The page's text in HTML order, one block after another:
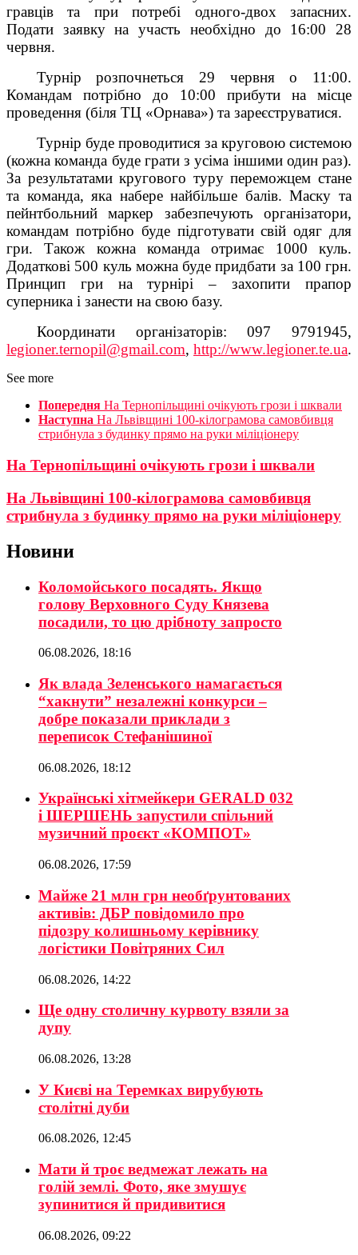
гравців та при потребі одного-двох запасних.
Подати заявку на участь необхідно до 16:00 28
червня.
Турнір розпочнеться 29 червня о 11:00.
Командам потрібно до 10:00 прибути на місце
проведення (біля ТЦ «Орнава») та зареєструватися.
Турнір буде проводитися за круговою системою
(кожна команда буде грати з усіма іншими один раз).
За результатами кругового туру переможцем стане
та команда, яка набере найбільше балів. Маску та
пейнтбольний маркер забезпечують організатори,
командам потрібно буде підготувати свій одяг для
гри. Також кожна команда отримає 1000 куль.
Додаткові 500 куль можна буде придбати за 100 грн.
Принцип гри на турнірі – захопити прапор
суперника і занести на свою базу.
Координати організаторів: 097 9791945,
legioner.ternopil@gmail.com, http://www.legioner.te.ua.
See more
Попередня На Тернопільщині очікують грози і шквали
Наступна На Львівщині 100-кілограмова самовбивця
стрибнула з будинку прямо на руки міліціонеру
На Тернопільщині очікують грози і шквали
На Львівщині 100-кілограмова самовбивця
стрибнула з будинку прямо на руки міліціонеру
Новини
Коломойського посадять. Якщо
голову Верховного Суду Князева
посадили, то цю дрібноту запросто
06.08.2026, 18:16
Як влада Зеленського намагається
“хакнути” незалежні конкурси –
добре показали приклади з
переписок Стефанішиної
06.08.2026, 18:12
Українські хітмейкери GERALD 032
і ШЕРШЕНЬ запустили спільний
музичний проєкт «КОМПОТ»
06.08.2026, 17:59
Майже 21 млн грн необґрунтованих
активів: ДБР повідомило про
підозру колишньому керівнику
логістики Повітряних Сил
06.08.2026, 14:22
Ще одну столичну курвоту взяли за
дупу
06.08.2026, 13:28
У Києві на Теремках вирубують
столітні дуби
06.08.2026, 12:45
Мати й троє ведмежат лежать на
голій землі. Фото, яке змушує
зупинитися й придивитися
06.08.2026, 09:22